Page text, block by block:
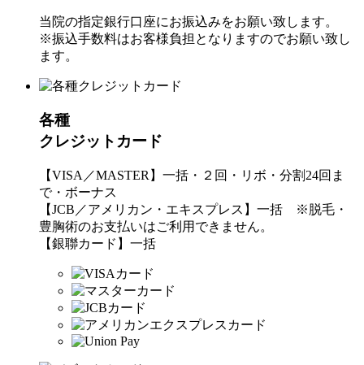
当院の指定銀行口座にお振込みをお願い致します。
※振込手数料はお客様負担となりますのでお願い致し
ます。
各種
クレジットカード
【VISA／MASTER】一括・２回・リボ・分割24回ま
で・ボーナス
【JCB／アメリカン・エキスプレス】一括 ※脱毛・
豊胸術のお支払いはご利用できません。
【銀聯カード】一括